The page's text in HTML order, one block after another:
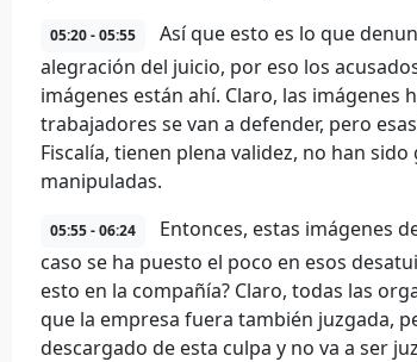
05:20 - 05:55
Así que esto es lo que
alegración del juicio, por eso los
imágenes están ahí. Claro, las imágenes
trabajadores se van a defender, pero
Fiscalía, tienen plena validez, no han
manipuladas.
05:55 - 06:24
Entonces, estas imágenes
caso se ha puesto el poco en esos
esto en la compañía? Claro, todas las
que la empresa fuera también juzgada,
descargado de esta culpa y no va a ser